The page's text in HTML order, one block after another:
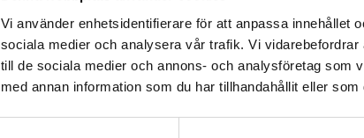
Vi använder enhetsidentifierare för att anpassa innehållet
sociala medier och analysera vår trafik. Vi
till de sociala medier och annons- och analysföretag som
med annan information som du har tillhandahållit eller
På Mared Components är vi genuint intresserade av att lösa
precis rätt anpassade för ändamålet. Precision och passion är
Läs mer